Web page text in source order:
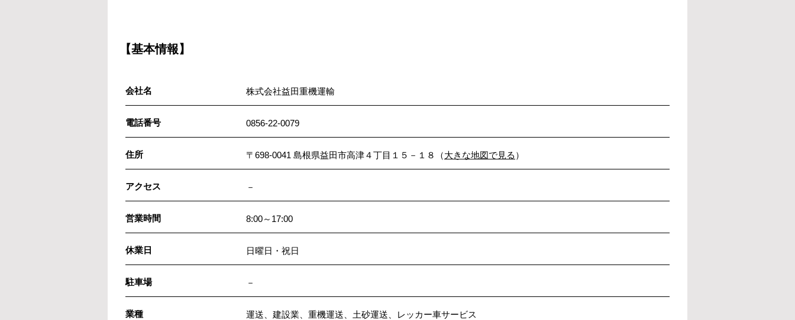
【基本情報】
会社名 株式会社益田重機運輸
電話番号 0856-22-0079
住所 〒698-0041 島根県益田市高津４丁目１５－１８（大きな地図で見る ）
アクセス －
営業時間 8:00～17:00
休業日 日曜日・祝日
駐車場 －
業種 運送、建設業、重機運送、土砂運送、レッカー車サービス